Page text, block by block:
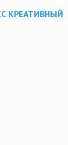
КРЕАТИВНЫЙ